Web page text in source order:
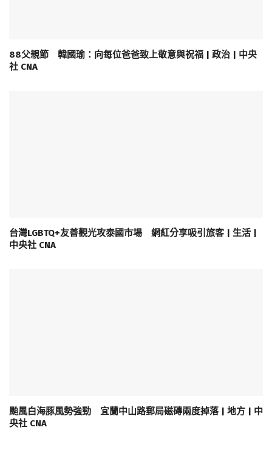
88父親節 韓國瑜：向每位爸爸致上敬意與祝福 | 政治 | 中央
社 CNA
台灣LGBTQ+友善觀光攻泰國市場 網紅分享吸引旅客 | 生活 |
中央社 CNA
颱風白海豚風勢強勁 宜蘭中山路郵局磁磚兩度掉落 | 地方 | 中
央社 CNA